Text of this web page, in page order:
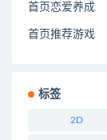
首页恋爱养成
首页推荐游戏
标签
2D